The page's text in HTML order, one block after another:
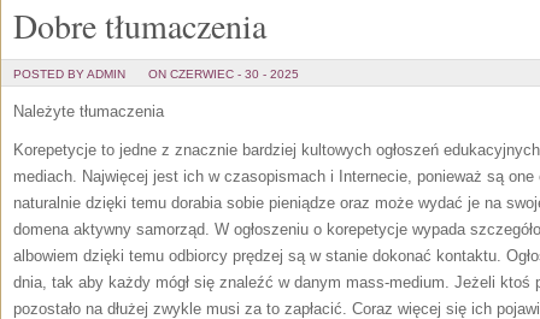
Dobre tłumaczenia
POSTED BY ADMIN ON CZERWIEC - 30 - 2025
Należyte tłumaczenia
Korepetycje to jedne z znacznie bardziej kultowych ogłoszeń
mediach. Najwięcej jest ich w czasopismach i Internecie, ponieważ są one
naturalnie dzięki temu dorabia sobie pieniądze oraz może wydać je na
domena aktywny samorząd. W ogłoszeniu o korepetycje wypada
albowiem dzięki temu odbiorcy prędzej są w stanie dokonać kontaktu.
dnia, tak aby każdy mógł się znaleźć w danym mass-medium. Jeżeli ktoś
pozostało na dłużej zwykle musi za to zapłacić. Coraz więcej się ich